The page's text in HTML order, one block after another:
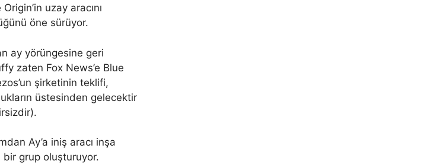
uzay aracını
öne sürüyor.
ay yörüngesine geri
zaten Fox News’e Blue
şirketinin teklifi,
üstesinden gelecektir
Ay’a iniş aracı inşa
grup oluşturuyor.